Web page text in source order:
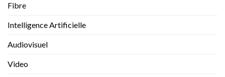
Fibre
Intelligence Artificielle
Audiovisuel
Video